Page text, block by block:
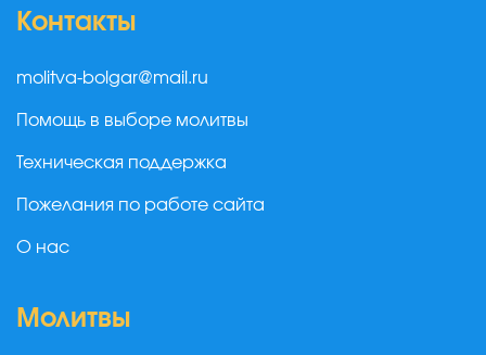
Контакты
molitva-bolgar@mail.ru
Помощь в выборе молитвы
Техническая поддержка
Пожелания по работе сайта
О нас
Молитвы